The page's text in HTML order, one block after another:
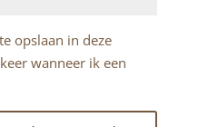
opslaan in deze
wanneer ik een